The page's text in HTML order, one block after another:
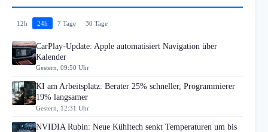
12h 24h 7 Tage 30 Tage
CarPlay-Update: Apple automatisiert Navigation über
Kalender
Gestern, 09:50 Uhr
KI am Arbeitsplatz: Berater 25% schneller, Programmierer
19% langsamer
Gestern, 12:31 Uhr
NVIDIA Rubin: Neue Kühltech senkt Temperaturen um bis